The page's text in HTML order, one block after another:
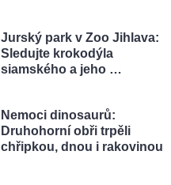
Jurský park v Zoo Jihlava:
Sledujte krokodýla
siamského a jeho …
Nemoci dinosaurů:
Druhohorní obři trpěli
chřipkou, dnou i rakovinou